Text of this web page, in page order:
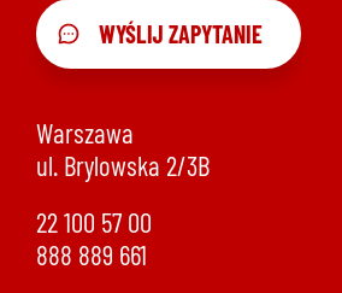
WYŚLIJ ZAPYTANIE
Warszawa
ul. Brylowska 2/3B
22 100 57 00
888 889 661